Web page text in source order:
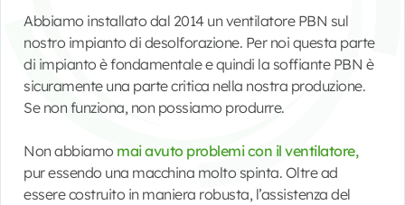
Abbiamo installato dal 2014 un ventilatore PBN sul
nostro impianto di desolforazione. Per noi questa parte
di impianto è fondamentale e quindi la soffiante PBN è
sicuramente una parte critica nella nostra produzione.
Se non funziona, non possiamo produrre.
Non abbiamo mai avuto problemi con il ventilatore,
pur essendo una macchina molto spinta. Oltre ad
essere costruito in maniera robusta, l’assistenza del